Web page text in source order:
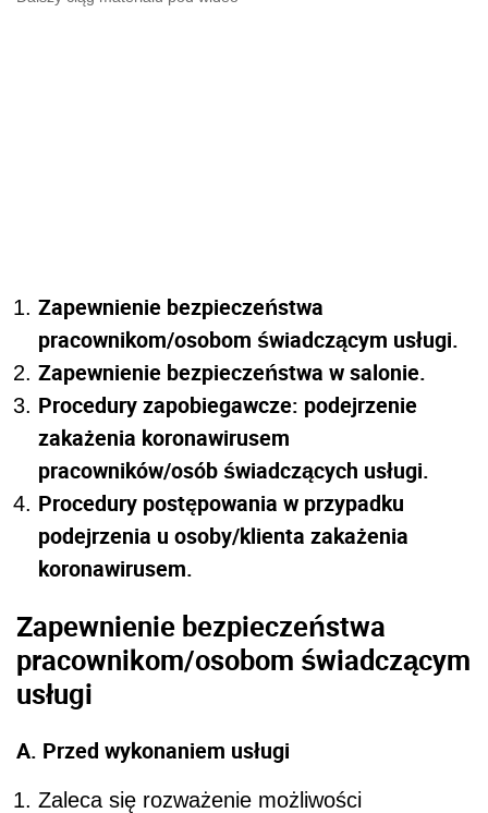
Zapewnienie bezpieczeństwa
pracownikom/osobom świadczącym usługi.
Zapewnienie bezpieczeństwa w salonie.
Procedury zapobiegawcze: podejrzenie
zakażenia koronawirusem
pracowników/osób świadczących usługi.
Procedury postępowania w przypadku
podejrzenia u osoby/klienta zakażenia
koronawirusem.
Zapewnienie bezpieczeństwa
pracownikom/osobom świadczącym
usługi
A. Przed wykonaniem usługi
Zaleca się rozważenie możliwości